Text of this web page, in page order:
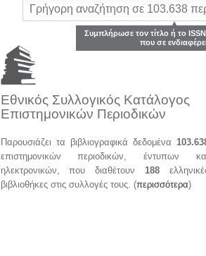
Εθνικός Συλλογικός Κατάλογος
Επιστημονικών Περιοδικών
Παρουσιάζει τα βιβλιογραφικά δεδομένα
επιστημονικών περιοδικών, έντυπων
ηλεκτρονικών, που διαθέτουν 188
βιβλιοθήκες στις συλλογές τους. (περισσότερα)
Συμπλήρωσε τον τίτλο ή το
που σε